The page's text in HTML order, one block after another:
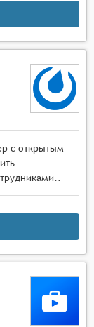
с открытым